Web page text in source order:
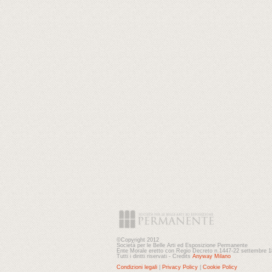
©Copyright 2012
Società per le Belle Arti ed Esposizione Permanente
Ente Morale eretto con Regio Decreto n.1447-22 settembre
Tutti i diritti riservati - Credits Anyway Milano
Condizioni legali
Privacy Policy Cookie Policy